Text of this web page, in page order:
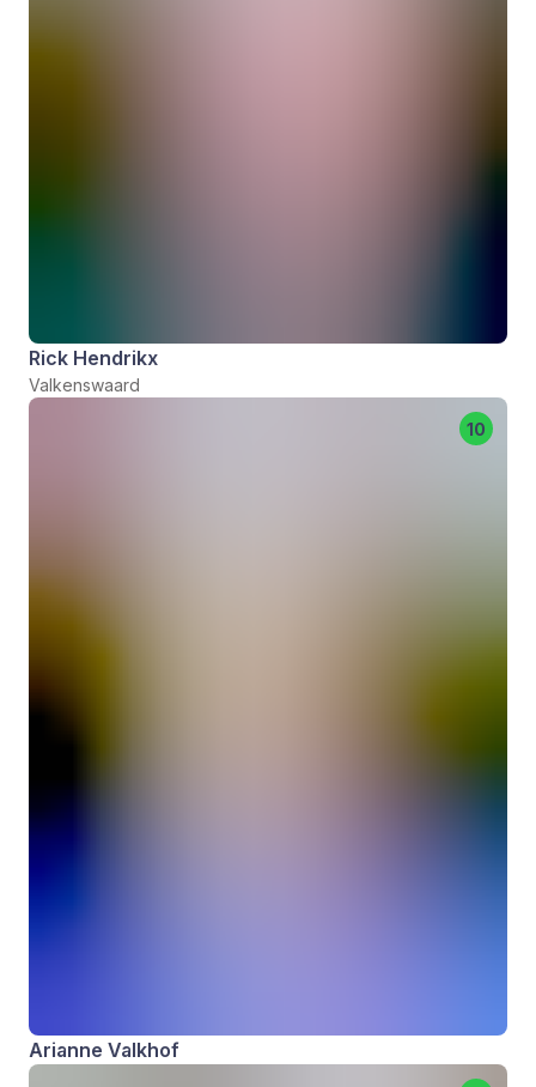
Rick Hendrikx
Valkenswaard
10
Arianne Valkhof